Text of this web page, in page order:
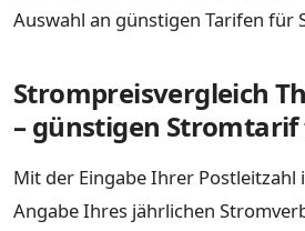
Auswahl an günstigen Tarifen für
Strompreisvergleich
– günstigen
Mit der Eingabe Ihrer
Angabe Ihres jährlichen